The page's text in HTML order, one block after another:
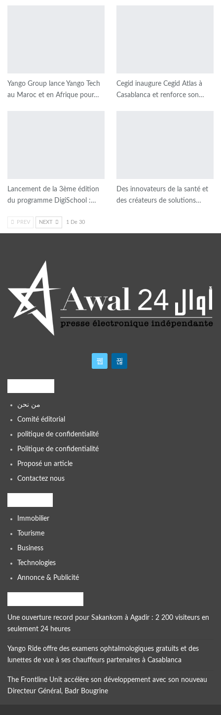
Yango Group lance Yango Tech
au Maroc et en Afrique pour…
Cegid inaugure Cegid Atlas à
Casablanca et renforce son…
Lancement de la 3ème édition
du programme DigiSchool :…
Des innovateurs de la santé et
des créateurs de solutions…
PREV NEXT 1 De 30
من نحن
Comité éditorial
politique de confidentialité
Politique de confidentialité
Proposé un article
Contactez nous
Immobilier
Tourisme
Business
Technologies
Annonce & Publicité
Une ouverture record pour Sakankom à Agadir : 2 200 visiteurs en
seulement 24 heures
Yango Ride offre des examens ophtalmologiques gratuits et des
lunettes de vue à ses chauffeurs partenaires à Casablanca
The Frontline Unit accélère son développement avec son nouveau
Directeur Général, Badr Bougrine